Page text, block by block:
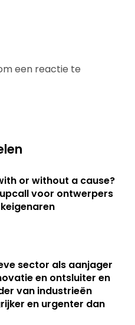
een reactie te
or without a cause?
voor ontwerpers
sector als aanjager
en ontsluiter en
van industrieën
en urgenter dan